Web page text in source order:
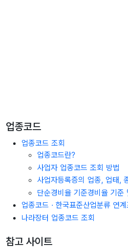
업종코드
업종코드 조회
업종코드란?
사업자 업종코드 조회 방법
사업자등록증의 업종, 업태,
단순경비율 기준경비율 기준
업종코드 · 한국표준산업분류 연
나라장터 업종코드 조회
참고 사이트